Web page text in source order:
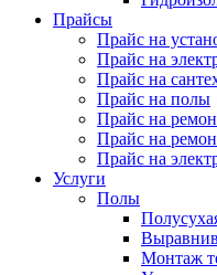
Прайсы
Прайс на
Прайс на
Прайс на
Прайс на полы
Прайс на
Прайс на
Прайс на
Услуги
Полы
Монтаж